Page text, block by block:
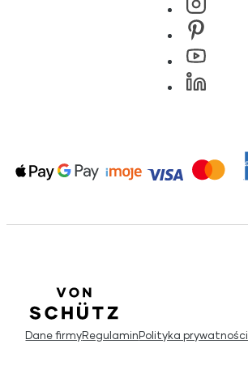
Dane firmyRegulaminPolityka prywatności